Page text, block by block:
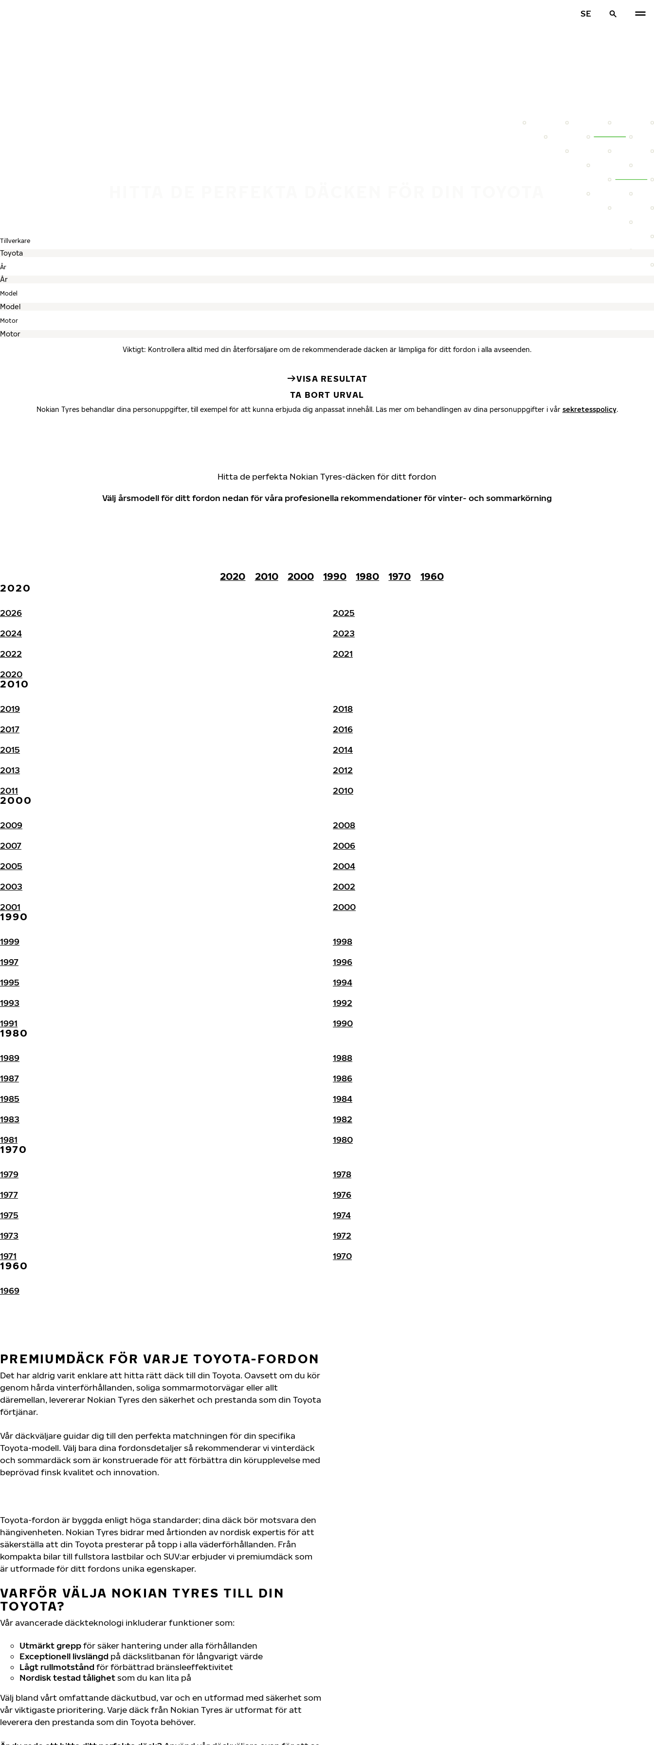
SE
Tillverkare
År
Model
Motor
Viktigt: Kontrollera alltid med din återförsäljare om de rekommenderade däcken är lämpliga för ditt fordon i alla avseenden.
VISA RESULTAT
TA BORT URVAL
Nokian Tyres behandlar dina personuppgifter, till exempel för att kunna erbjuda dig anpassat innehåll. Läs mer om behandlingen av dina personuppgifter i vår sekretesspolicy.
Hitta de perfekta Nokian Tyres-däcken för ditt fordon
Välj årsmodell för ditt fordon nedan för våra profesionella rekommendationer för vinter- och sommarkörning
2020 2010 2000 1990 1980 1970
1960
2020
2026
2025
2024
2023
2022
2021
2020
2010
2019
2018
2017
2016
2015
2014
2013
2012
2011
2010
2000
2009
2008
2007
2006
2005
2004
2003
2002
2001
2000
1990
1999
1998
1997
1996
1995
1994
1993
1992
1991
1990
1980
1989
1988
1987
1986
1985
1984
1983
1982
1981
1980
1970
1979
1978
1977
1976
1975
1974
1973
1972
1971
1970
1960
1969
PREMIUMDÄCK FÖR VARJE TOYOTA-FORDON
Det har aldrig varit enklare att hitta rätt däck till din Toyota. Oavsett om du kör
genom hårda vinterförhållanden, soliga sommarmotorvägar eller allt
däremellan, levererar Nokian Tyres den säkerhet och prestanda som din Toyota
förtjänar.
Vår däckväljare guidar dig till den perfekta matchningen för din specifika
Toyota-modell. Välj bara dina fordonsdetaljer så rekommenderar vi vinterdäck
och sommardäck som är konstruerade för att förbättra din körupplevelse med
beprövad finsk kvalitet och innovation.
Toyota-fordon är byggda enligt höga standarder; dina däck bör motsvara den
hängivenheten. Nokian Tyres bidrar med årtionden av nordisk expertis för att
säkerställa att din Toyota presterar på topp i alla väderförhållanden. Från
kompakta bilar till fullstora lastbilar och SUV:ar erbjuder vi premiumdäck som
är utformade för ditt fordons unika egenskaper.
VARFÖR VÄLJA NOKIAN TYRES TILL DIN
TOYOTA?
Vår avancerade däckteknologi inkluderar funktioner som:
Utmärkt greppför säker hantering under alla förhållanden
Exceptionell livslängd på däckslitbanan för långvarigt värde
Lågt rullmotstånd för förbättrad bränsleeffektivitet
Nordisk testad tålighetsom du kan lita på
Välj bland vårt omfattande däckutbud, var och en utformad med säkerhet som
vår viktigaste prioritering. Varje däck från Nokian Tyres är utformat för att
leverera den prestanda som din Toyota behöver.